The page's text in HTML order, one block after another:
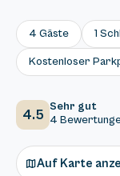
4 Gäste 1
Kostenloser
4.5 Sehr gut
4
Auf Karte